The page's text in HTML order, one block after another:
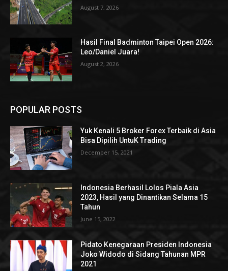
August 7, 2026
Hasil Final Badminton Taipei Open 2026:
Leo/Daniel Juara!
August 2, 2026
POPULAR POSTS
Yuk Kenali 5 Broker Forex Terbaik di Asia
Bisa Dipilih UntuK Trading
December 15, 2021
Indonesia Berhasil Lolos Piala Asia
2023, Hasil yang Dinantikan Selama 15
Tahun
June 15, 2022
Pidato Kenegaraan Presiden Indonesia
Joko Widodo di Sidang Tahunan MPR
2021